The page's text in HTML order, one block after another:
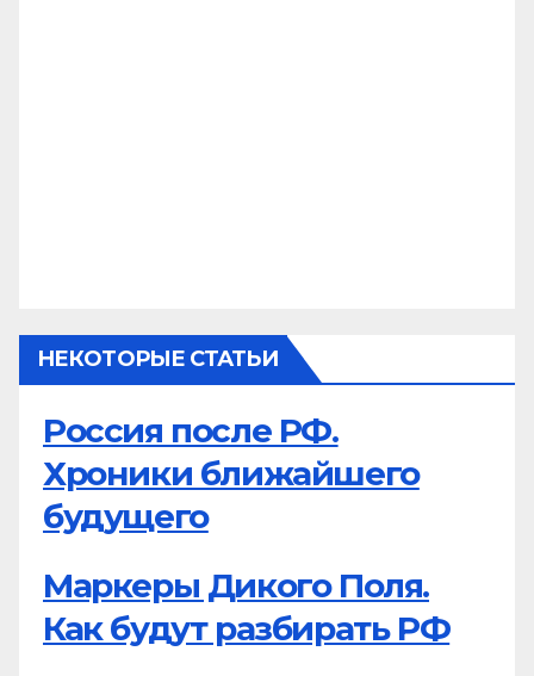
НЕКОТОРЫЕ СТАТЬИ
Россия после РФ.
Хроники ближайшего
будущего
Маркеры Дикого Поля.
Как будут разбирать РФ